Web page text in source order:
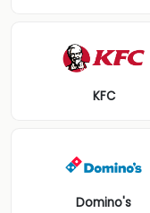
KFC
Domino's